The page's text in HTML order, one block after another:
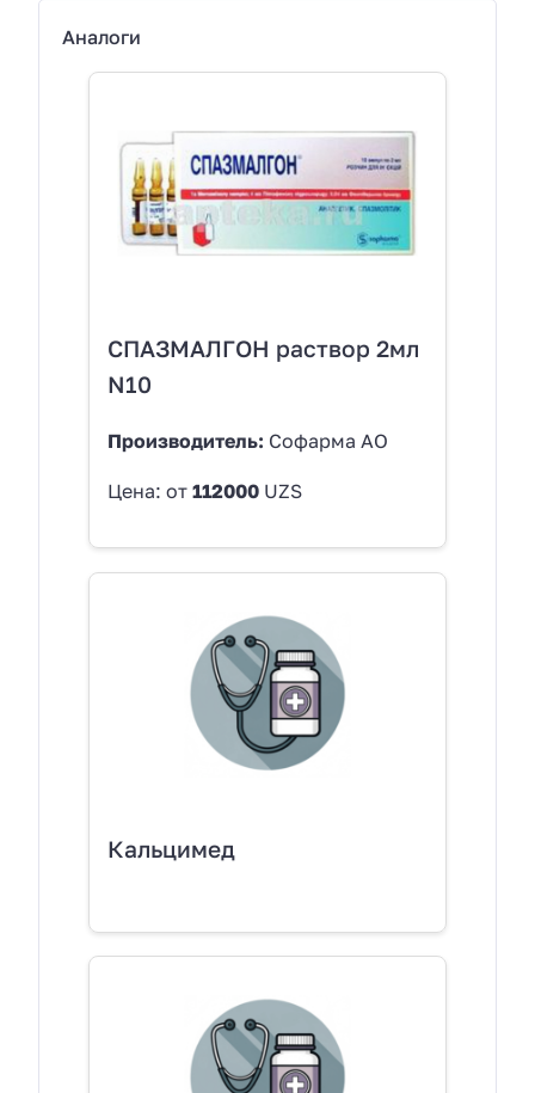
Аналоги
СПАЗМАЛГОН раствор 2мл
N10
Производитель: Софарма АО
Цена: от 112000 UZS
Кальцимед